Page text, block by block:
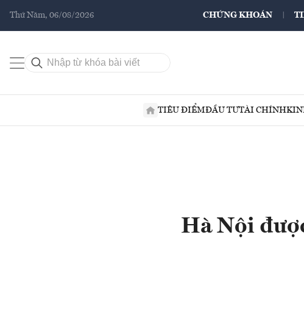
Thứ Năm, 06/08/2026 CHỨNG KHOÁN
TIÊU ĐIỂMĐẦU TƯTÀI CHÍNH
Hà Nội